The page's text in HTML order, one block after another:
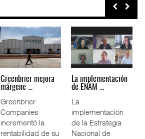
La ATTRAPI licita
red de ...
La Agencia de
Trenes y
Transporte Público
Integrado
IT-ANÁLISIS: Volaris
abri ...
⮕ IA y
automatización
redefinen
operación